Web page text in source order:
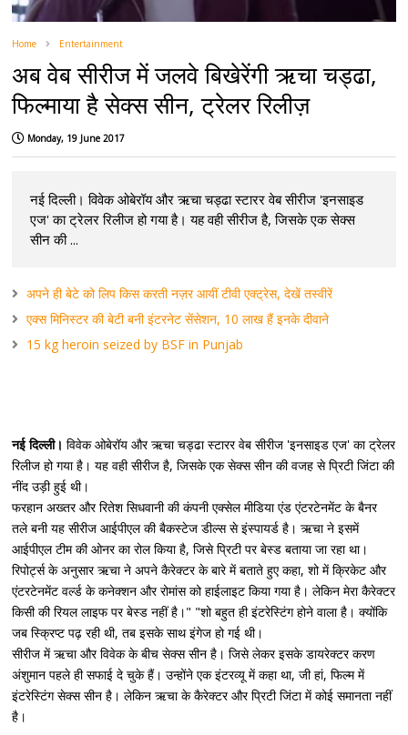
Home Entertainment
अब वेब सीरीज में जलवे बिखेरेंगी ऋचा चड्ढा,
फिल्माया है सेक्स सीन, ट्रेलर रिलीज़
Monday, 19 June 2017
नई दिल्ली। विवेक ओबेरॉय और ऋचा चड्ढा स्टारर वेब सीरीज 'इनसाइड
एज' का ट्रेलर रिलीज हो गया है। यह वही सीरीज है, जिसके एक सेक्स
सीन की ...
अपने ही बेटे को लिप किस करती नज़र आयीं टीवी एक्ट्रेस, देखें तस्वीरें
एक्स मिनिस्टर की बेटी बनी इंटरनेट सेंसेशन, 10 लाख हैं इनके दीवाने
15 kg heroin seized by BSF in Punjab
नई दिल्ली।विवेक ओबेरॉय और ऋचा चड्ढा स्टारर वेब सीरीज 'इनसाइड एज' का ट्रेलर
रिलीज हो गया है। यह वही सीरीज है, जिसके एक सेक्स सीन की वजह से प्रिटी जिंटा की
नींद उड़ी हुई थी।
फरहान अख्तर और रितेश सिधवानी की कंपनी एक्सेल मीडिया एंड एंटरटेनमेंट के बैनर
तले बनी यह सीरीज आईपीएल की बैकस्टेज डील्स से इंस्पायर्ड है। ऋचा ने इसमें
आईपीएल टीम की ओनर का रोल किया है, जिसे प्रिटी पर बेस्ड बताया जा रहा था।
रिपोर्ट्स के अनुसार ऋचा ने अपने कैरेक्टर के बारे में बताते हुए कहा, शो में क्रिकेट और
एंटरटेनमेंट वर्ल्ड के कनेक्शन और रोमांस को हाईलाइट किया गया है। लेकिन मेरा कैरेक्टर
किसी की रियल लाइफ पर बेस्ड नहीं है।" "शो बहुत ही इंटरेस्टिंग होने वाला है। क्योंकि
जब स्क्रिप्ट पढ़ रही थी, तब इसके साथ इंगेज हो गई थी।
सीरीज में ऋचा और विवेक के बीच सेक्स सीन है। जिसे लेकर इसके डायरेक्टर करण
अंशुमान पहले ही सफाई दे चुके हैं। उन्होंने एक इंटरव्यू में कहा था, जी हां, फिल्म में
इंटरेस्टिंग सेक्स सीन है। लेकिन ऋचा के कैरेक्टर और प्रिटी जिंटा में कोई समानता नहीं
है।